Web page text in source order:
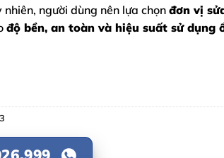
người dùng nên lựa chọn đơn vị
độ bền, an toàn và hiệu suất sử dụng